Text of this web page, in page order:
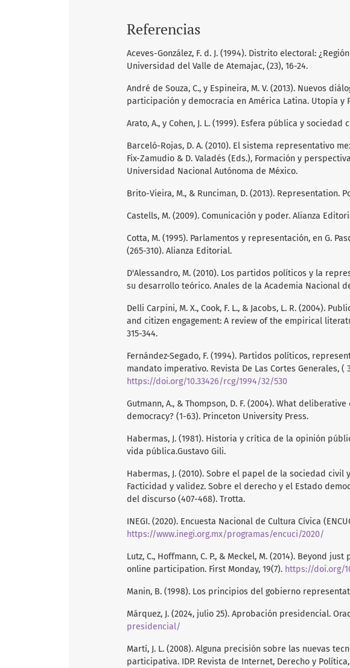
Referencias
Aceves-González, F. d. J. (1994). Distrito electoral:
Universidad del Valle de Atemajac, (23), 16-24.
André de Souza, C., y Espineira, M. V. (2013). Nuevos
participación y democracia en América Latina. Utopía y
Arato, A., y Cohen, J. L. (1999). Esfera pública y sociedad
Barceló-Rojas, D. A. (2010). El sistema representativo
Fix-Zamudio & D. Valadés (Eds.), Formación y
Universidad Nacional Autónoma de México.
Brito-Vieira, M., & Runciman, D. (2013). Representation.
Castells, M. (2009). Comunicación y poder. Alianza
Cotta, M. (1995). Parlamentos y representación, en G.
(265-310). Alianza Editorial.
D'Alessandro, M. (2010). Los partidos políticos y la
su desarrollo teórico. Anales de la Academia Nacional
Delli Carpini, M. X., Cook, F. L., & Jacobs, L. R. (2004).
and citizen engagement: A review of the empirical
315-344.
Fernández-Segado, F. (1994). Partidos políticos,
mandato imperativo. Revista De Las Cortes Generales, (
https://doi.org/10.33426/rcg/1994/32/530
Gutmann, A., & Thompson, D. F. (2004). What
democracy? (1-63). Princeton University Press.
Habermas, J. (1981). Historia y crítica de la opinión
vida pública.Gustavo Gili.
Habermas, J. (2010). Sobre el papel de la sociedad
Facticidad y validez. Sobre el derecho y el Estado
del discurso (407-468). Trotta.
INEGI. (2020). Encuesta Nacional de Cultura Cívica
https://www.inegi.org.mx/programas/encuci/2020/
Lutz, C., Hoffmann, C. P., & Meckel, M. (2014). Beyond
online participation. First Monday, 19(7). https://doi.org/
Manin, B. (1998). Los principios del gobierno
Márquez, J. (2024, julio 25). Aprobación presidencial.
presidencial/
Martí, J. L. (2008). Alguna precisión sobre las nuevas
participativa. IDP. Revista de Internet, Derecho y Política,